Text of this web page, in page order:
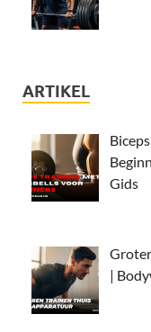
ARTIKEL
Gids
|